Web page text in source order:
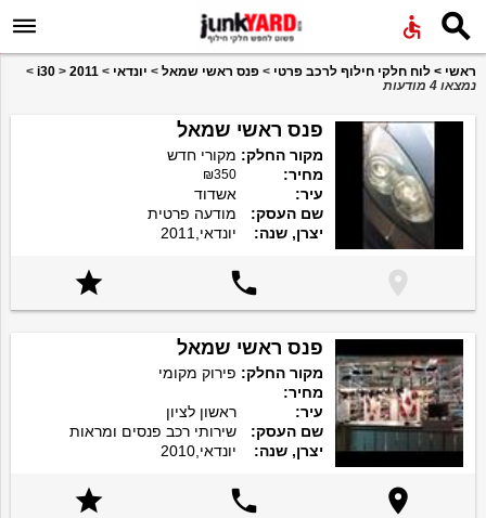
 
ראשי > לוח חלקי חילוף לרכב פרטי > פנס ראשי שמאל > יונדאי >
i30 > 2011
>
נמצאו 4 מודעות
פנס ראשי שמאל
מקור החלק: מקורי חדש
מחיר:
₪350
עיר:
אשדוד
שם העסק:
מודעה פרטית
יצרן, שנה:
יונדאי,2011



פנס ראשי שמאל
מקור החלק: פירוק מקומי
מחיר:
עיר:
ראשון לציון
שם העסק:
שירותי רכב פנסים ומראות
יצרן, שנה:
יונדאי,2010


